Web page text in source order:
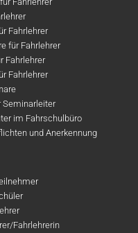
Fahrlehrer
für Fahrlehrer
Fahrlehrer
Fahrlehrer
Seminarleiter
im Fahrschulbüro
und Anerkennung
Fahrlehrerin